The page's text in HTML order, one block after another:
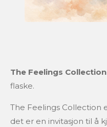
The Feelings Collection
flaske.
The Feelings Collection
det er en invitasjon til å